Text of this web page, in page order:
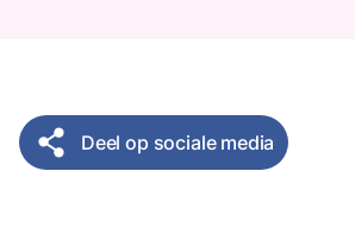
Deel op sociale media